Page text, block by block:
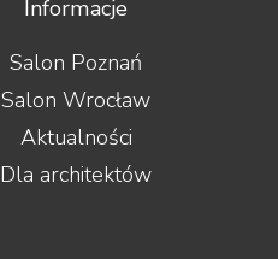
Informacje
Salon Poznań
Salon Wrocław
Aktualności
Dla architektów